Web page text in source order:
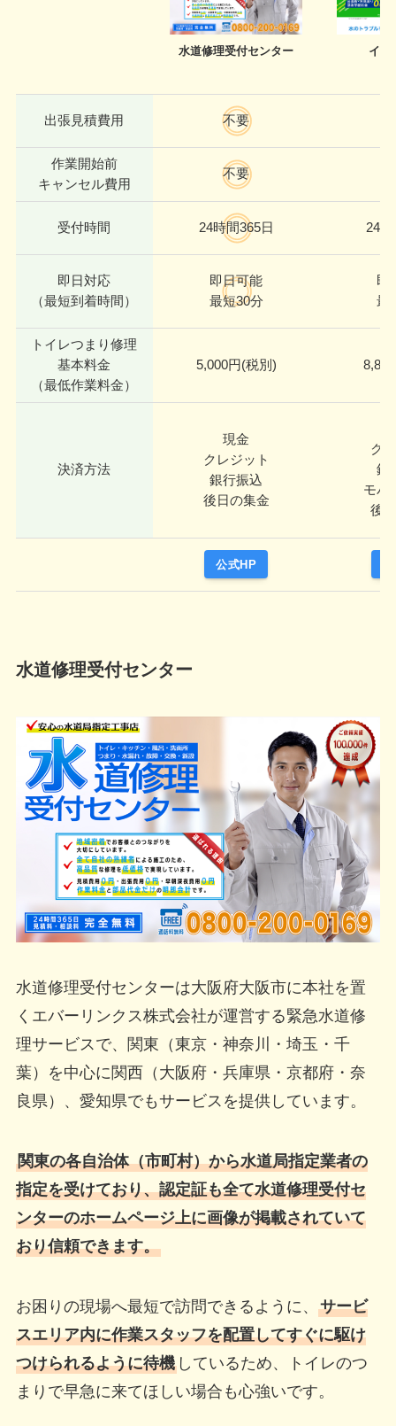
水道修理受付センター イー
出張見積費用 不要
作業開始前
キャンセル費用
不要
受付時間 24時間365日 24
即日対応
（最短到着時間）
即日可能
最短30分
即
最
トイレつまり修理
基本料金
（最低作業料金）
5,000円(税別)
決済方法
現金
クレジット
銀行振込
後日の集金
ク
銀
モバ
後
公式HP
水道修理受付センター
水道修理受付センターは大阪府大阪市に本社を置
くエバーリンクス株式会社が運営する緊急水道修
理サービスで、関東（東京・神奈川・埼玉・千
葉）を中心に関西（大阪府・兵庫県・京都府・奈
良県）、愛知県でもサービスを提供しています。
関東の各自治体（市町村）から水道局指定業者の
指定を受けており、認定証も全て水道修理受付セ
ンターのホームページ上に画像が掲載されていて
おり信頼できます。
お困りの現場へ最短で訪問できるように、 サービ
スエリア内に作業スタッフを配置してすぐに駆け
つけられるように待機しているため、トイレのつ
まりで早急に来てほしい場合も心強いです。